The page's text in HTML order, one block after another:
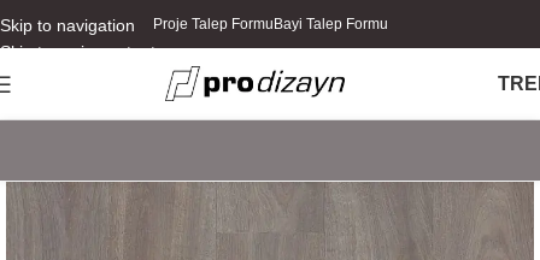
Skip to navigation
Skip to main content
Proje Talep Formu Bayi Talep Formu
TR